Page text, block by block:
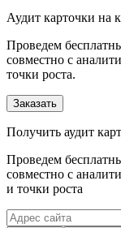
Аудит карточки на
Проведем
совместно с
точки роста.
Заказать
Получить аудит
Проведем
совместно с
и точки роста